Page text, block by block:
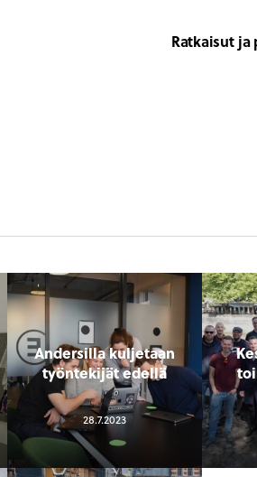
Ratkaisut ja
Andersilla kuljetaan
työntekijät edellä
28.7.2023